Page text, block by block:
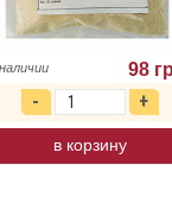
98
в корзину